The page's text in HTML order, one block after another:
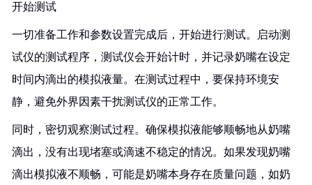
开始测试
一切准备工作和参数设置完成后，开始进行测试。启动测
试仪的测试程序，测试仪会开始计时，并记录奶嘴在设定
时间内滴出的模拟液量。在测试过程中，要保持环境安
静，避免外界因素干扰测试仪的正常工作。
同时，密切观察测试过程。确保模拟液能够顺畅地从奶嘴
滴出，没有出现堵塞或滴速不稳定的情况。如果发现奶嘴
滴出模拟液不顺畅，可能是奶嘴本身存在质量问题，如奶